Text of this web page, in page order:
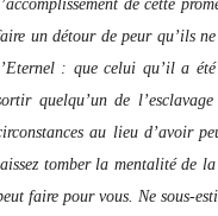
de cette
un détour de peur qu’ils
: que celui qu’il a
quelqu’un de
au lieu d’avoir
tomber la mentalité de
faire pour vous. Ne sous-